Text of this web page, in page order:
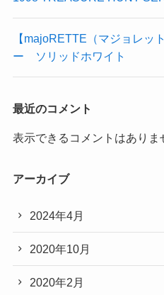
【majoRETTE（マジョレッ
ー ソリッドホワイト
最近のコメント
表示できるコメントはありま
アーカイブ
2024年4月
2020年10月
2020年2月